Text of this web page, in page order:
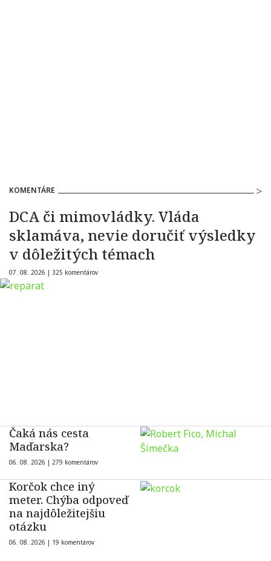
KOMENTÁRE
DCA či mimovládky. Vláda
sklamáva, nevie doručiť výsledky
v dôležitých témach
07. 08. 2026 | 325 komentárov
Čaká nás cesta
Maďarska?
06. 08. 2026 | 279 komentárov
Korčok chce iný
meter. Chýba odpoveď
na najdôležitejšiu
otázku
06. 08. 2026 | 19 komentárov